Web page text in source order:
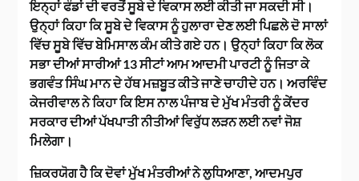
ਇਨ੍ਹਾਂ ਫੰਡਾਂ ਦੀ ਵਰਤੋਂ ਸੂਬੇ ਦੇ ਵਿਕਾਸ ਲਈ ਕੀਤੀ ਜਾ ਸਕਦੀ ਸੀ।
ਉਨ੍ਹਾਂ ਕਿਹਾ ਕਿ ਸੂਬੇ ਦੇ ਵਿਕਾਸ ਨੂੰ ਹੁਲਾਰਾ ਦੇਣ ਲਈ ਪਿਛਲੇ ਦੋ ਸਾਲਾਂ
ਵਿੱਚ ਸੂਬੇ ਵਿੱਚ ਬੇਮਿਸਾਲ ਕੰਮ ਕੀਤੇ ਗਏ ਹਨ। ਉਨ੍ਹਾਂ ਕਿਹਾ ਕਿ ਲੋਕ
ਸਭਾ ਦੀਆਂ ਸਾਰੀਆਂ 13 ਸੀਟਾਂ ਆਮ ਆਦਮੀ ਪਾਰਟੀ ਨੂੰ ਜਿਤਾ ਕੇ
ਭਗਵੰਤ ਸਿੰਘ ਮਾਨ ਦੇ ਹੱਥ ਮਜ਼ਬੂਤ ​​ਕੀਤੇ ਜਾਣੇ ਚਾਹੀਦੇ ਹਨ। ਅਰਵਿੰਦ
ਕੇਜਰੀਵਾਲ ਨੇ ਕਿਹਾ ਕਿ ਇਸ ਨਾਲ ਪੰਜਾਬ ਦੇ ਮੁੱਖ ਮੰਤਰੀ ਨੂੰ ਕੇਂਦਰ
ਸਰਕਾਰ ਦੀਆਂ ਪੱਖਪਾਤੀ ਨੀਤੀਆਂ ਵਿਰੁੱਧ ਲੜਨ ਲਈ ਨਵਾਂ ਜੋਸ਼
ਮਿਲੇਗਾ।
ਜ਼ਿਕਰਯੋਗ ਹੈ ਕਿ ਦੋਵਾਂ ਮੁੱਖ ਮੰਤਰੀਆਂ ਨੇ ਲੁਧਿਆਣਾ, ਆਦਮਪੁਰ